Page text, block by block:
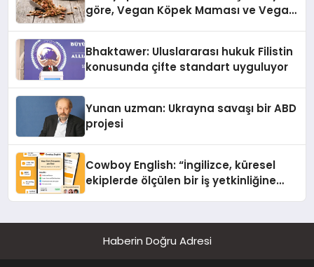
göre, Vegan Köpek Maması ve Vegan
Bhaktawer: Uluslararası hukuk Filistin
konusunda çifte standart uyguluyor
Yunan uzman: Ukrayna savaşı bir ABD
projesi
Cowboy English: “İngilizce, küresel
ekiplerde ölçülen bir iş yetkinliğine
Haberin Doğru Adresi